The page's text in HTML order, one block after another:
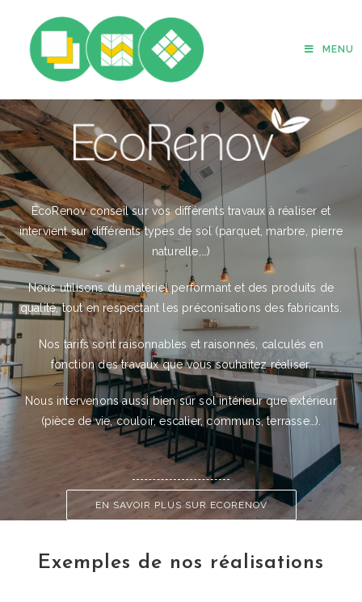
MENU
EcoRenov conseil sur vos différents travaux à réaliser et
intervient sur différents types de sol (parquet, marbre, pierre
naturelle,…)
Nous utilisons du matériel performant et des produits de
qualité, tout en respectant les préconisations des fabricants.
Nos tarifs sont raisonnables et raisonnés, calculés en
fonction des travaux que vous souhaitez réaliser.
Nous intervenons aussi bien sur sol intérieur que extérieur
(pièce de vie, couloir, escalier, communs, terrasse…).
EN SAVOIR PLUS SUR ECORENOV
Exemples de nos réalisations